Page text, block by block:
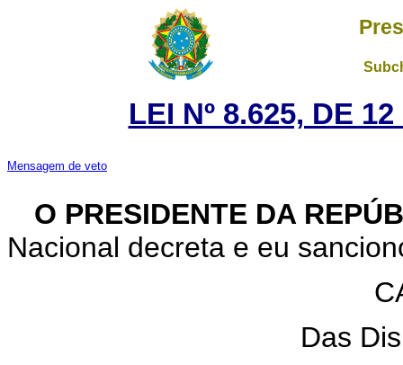
LEI Nº 8.625, DE
Mensagem de veto
O PRESIDENTE DA
Nacional decreta e eu
Das